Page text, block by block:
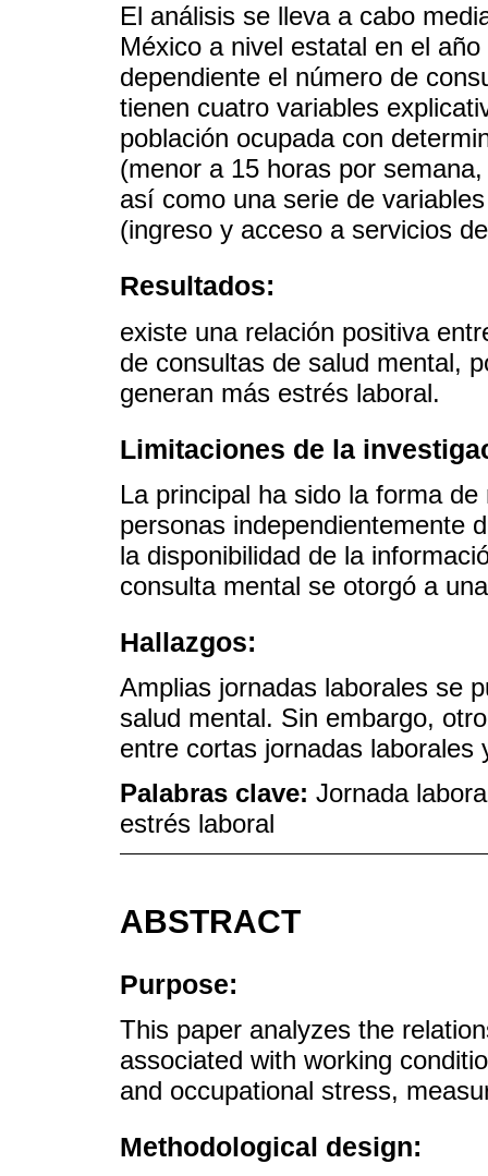
El análisis se lleva a cabo
México a nivel estatal en el
dependiente el número de
tienen cuatro variables
población ocupada con
(menor a 15 horas por
así como una serie de
(ingreso y acceso a servicios
Resultados:
existe una relación positiva
de consultas de salud mental,
generan más estrés laboral.
Limitaciones de la
La principal ha sido la forma
personas independientemente
la disponibilidad de la
consulta mental se otorgó a
Hallazgos:
Amplias jornadas laborales se
salud mental. Sin embargo,
entre cortas jornadas
Palabras clave: Jornada
estrés laboral
ABSTRACT
Purpose:
This paper analyzes the
associated with working
and occupational stress,
Methodological design: